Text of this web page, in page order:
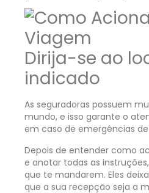
Dirija-se ao
indicado
As seguradoras possuem
mundo, e isso garante o
em caso de emergências
Depois de entender como
e anotar todas as
que te mandarem. Eles
que a sua recepção seja a